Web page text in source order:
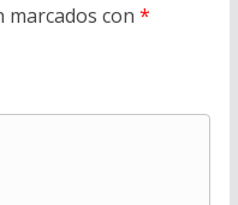
con *